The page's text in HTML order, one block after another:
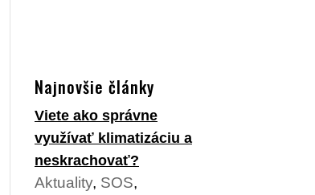
Najnovšie články
Viete ako správne
využívať klimatizáciu a
neskrachovať?
Aktuality, SOS,